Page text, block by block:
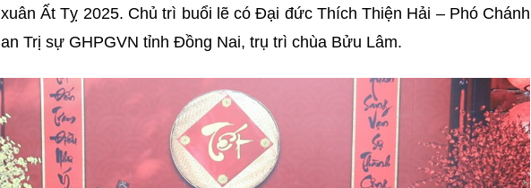
Ất Tỵ 2025. Chủ trì buổi lẽ có Đại đức Thích Thiện Hải – Phó Chánh
Trị sự GHPGVN tỉnh Đồng Nai, trụ trì chùa Bửu Lâm.